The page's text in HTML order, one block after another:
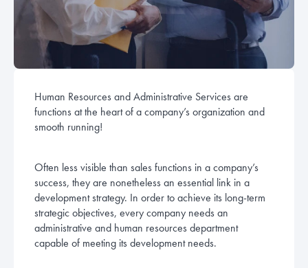
Human Resources and Administrative Services are
functions at the heart of a company’s organization and
smooth running!
Often less visible than sales functions in a company’s
success, they are nonetheless an essential link in a
development strategy. In order to achieve its long-term
strategic objectives, every company needs an
administrative and human resources department
capable of meeting its development needs.